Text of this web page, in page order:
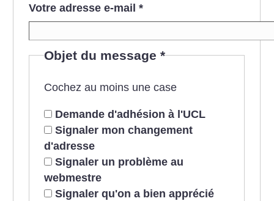
Votre adresse e-mail *
Objet du message *
Cochez au moins une case
Demande d'adhésion à l'UCL
Signaler mon changement
d'adresse
Signaler un problème au
webmestre
Signaler qu'on a bien apprécié